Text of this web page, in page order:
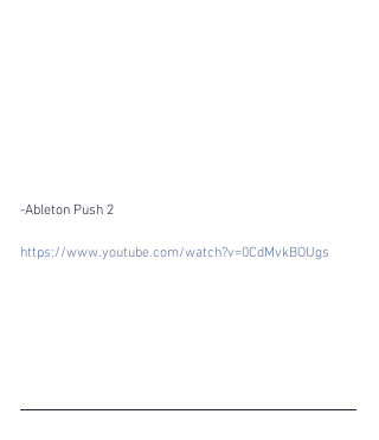
-Ableton Push 2
https://www.youtube.com/watch?v=0CdMvkBOUgs